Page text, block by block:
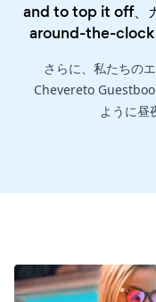
and to top it off、
around-the-clock
さらに、私たちの
Chevereto
ように昼